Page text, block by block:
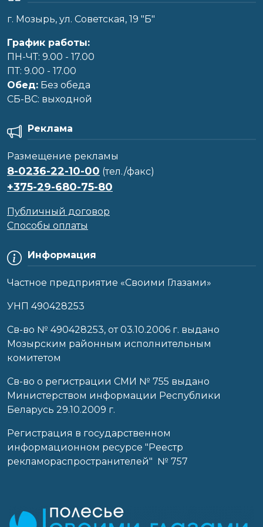
г. Мозырь, ул. Советская, 19 "Б"
График работы:
ПН-ЧТ: 9.00 - 17.00
ПТ: 9.00 - 17.00
Обед: Без обеда
CБ-ВС: выходной
Информация
Частное предприятие «Своими Глазами»
УНП 490428253
Cв-во № 490428253, от 03.10.2006 г. выдано
Мозырским районным исполнительным
комитетом
Св-во о регистрации СМИ № 755 выдано
Министерством информации Республики
Беларусь 29.10.2009 г.
Регистрация в государственном
информационном ресурсе "Реестр
рекламораспространителей" № 757
Реклама
Размещение рекламы
8-0236-22-10-00 (тел./факс)
+375-29-680-75-80
Публичный договор
Способы оплаты